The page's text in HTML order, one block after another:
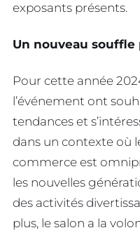
exposants présents.
Un nouveau souffle
Pour cette année
l’événement ont
tendances et
dans un contexte où
commerce est
les nouvelles
des activités
plus, le salon a la